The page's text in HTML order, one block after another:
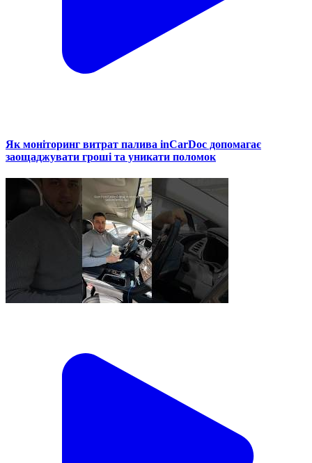
Як моніторинг витрат палива inCarDoc допомагає
заощаджувати гроші та уникати поломок